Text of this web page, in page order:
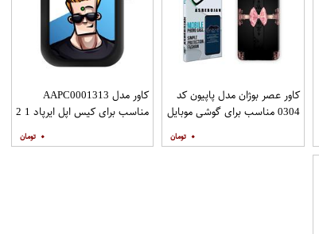
کاور عصر بوژان مدل پاپیون کد
0304 مناسب برای گوشی موبایل
۰
کاور مدل AAPC0001313
مناسب برای کیس اپل ایرپاد 1 2
۰